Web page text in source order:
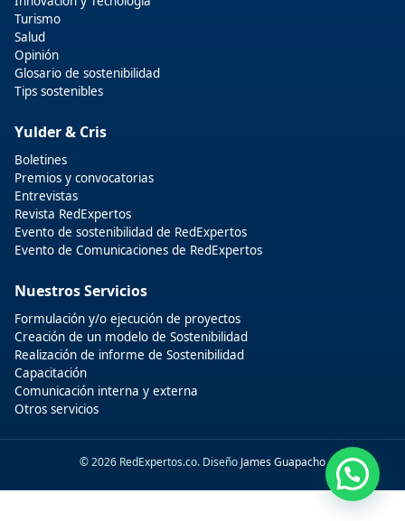
Turismo
Salud
Opinión
Glosario de sostenibilidad
Tips sostenibles
Yulder & Cris
Boletines
Premios y convocatorias
Entrevistas
Revista RedExpertos
Evento de sostenibilidad de RedExpertos
Evento de Comunicaciones de RedExpertos
Nuestros Servicios
Formulación y/o ejecución de proyectos
Creación de un modelo de Sostenibilidad
Realización de informe de Sostenibilidad
Capacitación
Comunicación interna y externa
Otros servicios
© 2026 RedExpertos.co. Diseño James Guapacho